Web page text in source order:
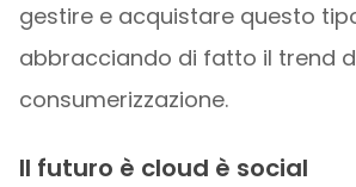
gestire e acquistare questo
abbracciando di fatto il trend
consumerizzazione.
Il futuro è cloud è social